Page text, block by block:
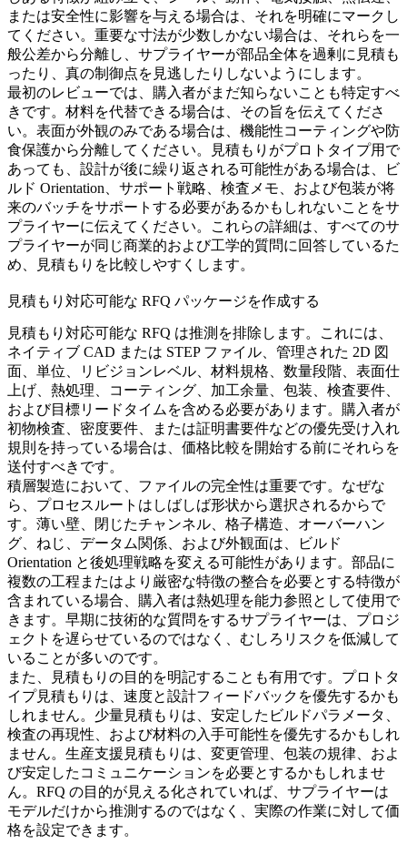
または安全性に影響を与える場合は、それを明確にマークし
てください。重要な寸法が少数しかない場合は、それらを一
般公差から分離し、サプライヤーが部品全体を過剰に見積も
ったり、真の制御点を見逃したりしないようにします。
最初のレビューでは、購入者がまだ知らないことも特定すべ
きです。材料を代替できる場合は、その旨を伝えてくださ
い。表面が外観のみである場合は、機能性コーティングや防
食保護から分離してください。見積もりがプロトタイプ用で
あっても、設計が後に繰り返される可能性がある場合は、ビ
ルド Orientation、サポート戦略、検査メモ、および包装が将
来のバッチをサポートする必要があるかもしれないことをサ
プライヤーに伝えてください。これらの詳細は、すべてのサ
プライヤーが同じ商業的および工学的質問に回答しているた
め、見積もりを比較しやすくします。
見積もり対応可能な RFQ パッケージを作成する
見積もり対応可能な RFQ は推測を排除します。これには、
ネイティブ CAD または STEP ファイル、管理された 2D 図
面、単位、リビジョンレベル、材料規格、数量段階、表面仕
上げ、熱処理、コーティング、加工余量、包装、検査要件、
および目標リードタイムを含める必要があります。購入者が
初物検査、密度要件、または証明書要件などの優先受け入れ
規則を持っている場合は、価格比較を開始する前にそれらを
送付すべきです。
積層製造において、ファイルの完全性は重要です。なぜな
ら、プロセスルートはしばしば形状から選択されるからで
す。薄い壁、閉じたチャンネル、格子構造、オーバーハン
グ、ねじ、データム関係、および外観面は、ビルド
Orientation と後処理戦略を変える可能性があります。部品に
複数の工程またはより厳密な特徴の整合を必要とする特徴が
含まれている場合、購入者は熱処理を能力参照として使用で
きます。早期に技術的な質問をするサプライヤーは、プロジ
ェクトを遅らせているのではなく、むしろリスクを低減して
いることが多いのです。
また、見積もりの目的を明記することも有用です。プロトタ
イプ見積もりは、速度と設計フィードバックを優先するかも
しれません。少量見積もりは、安定したビルドパラメータ、
検査の再現性、および材料の入手可能性を優先するかもしれ
ません。生産支援見積もりは、変更管理、包装の規律、およ
び安定したコミュニケーションを必要とするかもしれませ
ん。RFQ の目的が見える化されていれば、サプライヤーは
モデルだけから推測するのではなく、実際の作業に対して価
格を設定できます。